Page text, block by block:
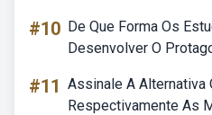
#10 De Que Forma Os
Desenvolver O
#11 Assinale A Alternativa
Respectivamente As